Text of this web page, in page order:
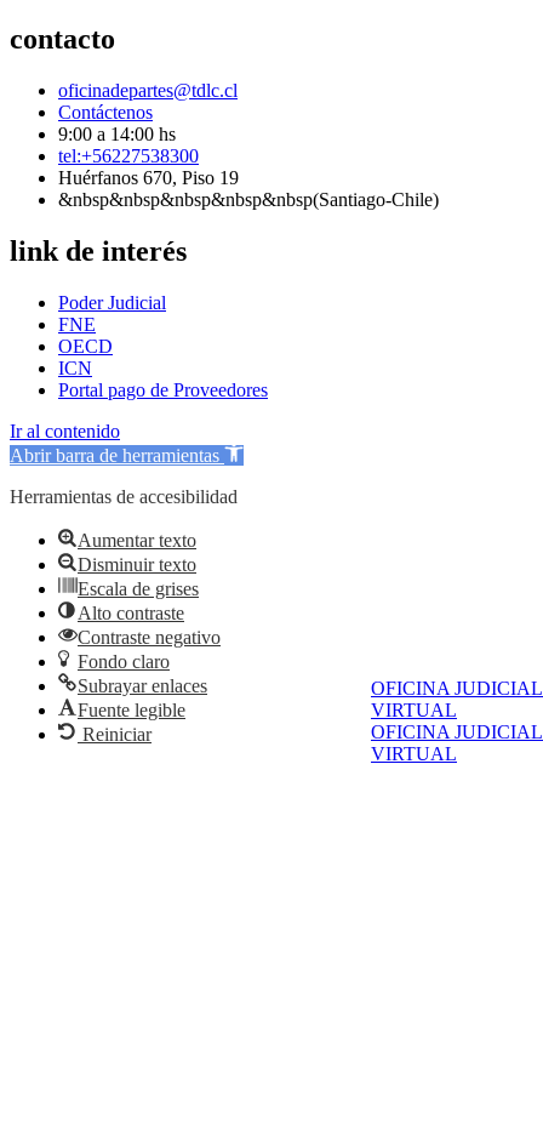
OFICINA JUDICIAL
VIRTUAL
OFICINA JUDICIAL
VIRTUAL
contacto
oficinadepartes@tdlc.cl
Contáctenos
9:00 a 14:00 hs
tel:+56227538300
Huérfanos 670, Piso 19
&nbsp&nbsp&nbsp&nbsp&nbsp(Santiago-Chile)
link de interés
Poder Judicial
FNE
OECD
ICN
Portal pago de Proveedores
Ir al contenido
Abrir barra de herramientas
Herramientas de accesibilidad
Aumentar texto
Disminuir texto
Escala de grises
Alto contraste
Contraste negativo
Fondo claro
Subrayar enlaces
Fuente legible
Reiniciar